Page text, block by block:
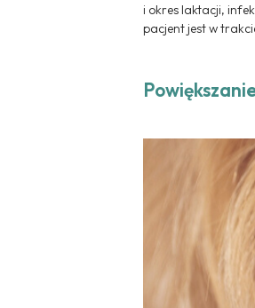
i okres laktacji,
pacjent jest w